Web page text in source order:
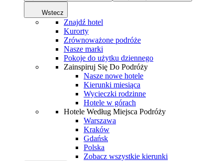
Wstecz
Znajdź hotel
Kurorty
Zrównoważone podróże
Nasze marki
Pokoje do użytku dziennego
Zainspiruj Się Do Podróży
Nasze nowe hotele
Kierunki miesiąca
Wycieczki rodzinne
Hotele w górach
Hotele Według Miejsca Podróży
Warszawa
Kraków
Gdańsk
Polska
Zobacz wszystkie kierunki